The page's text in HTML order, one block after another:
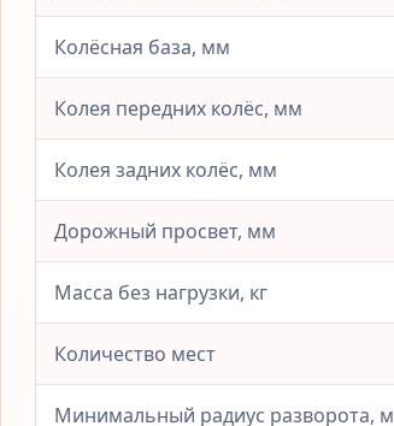
Колёсная база, мм
Колея передних колёс, мм
Колея задних колёс, мм
Дорожный просвет, мм
Масса без нагрузки, кг
Количество мест
Минимальный радиус разворота, м